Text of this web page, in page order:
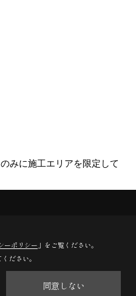
みに施工エリアを限定して
Reserved.
ーポリシー 」をご覧ください。
ださい。
同意しない